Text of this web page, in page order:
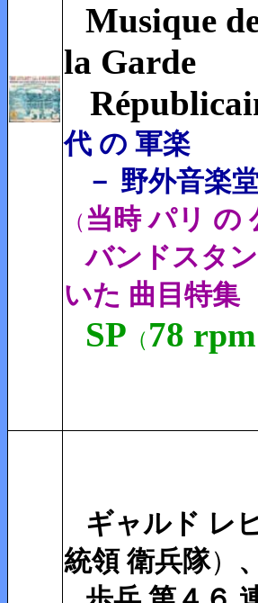
Musique
la Garde
代 の 軍楽
－ 野外音楽
（ 当時 パリ の
バンドスタ
いた 曲目特集
SP （78 rpm
ギャルド レ
統領 衛兵隊）